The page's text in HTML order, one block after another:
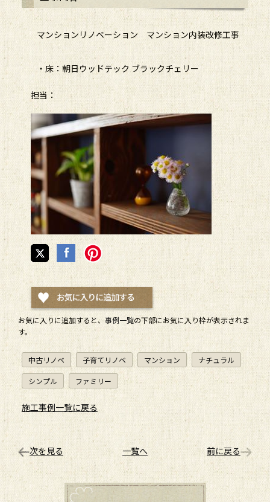
マンションリノベーション マンション内装改修工事
・床：朝日ウッドテック ブラックチェリー
担当：
お気に入りに追加すると、 事例一覧の下部にお気に入り枠が表示されま
す。
中古リノベ 子育てリノベ マンション ナチュラル
シンプル ファミリー
施工事例一覧に戻る
次を見る 一覧へ 前に戻る